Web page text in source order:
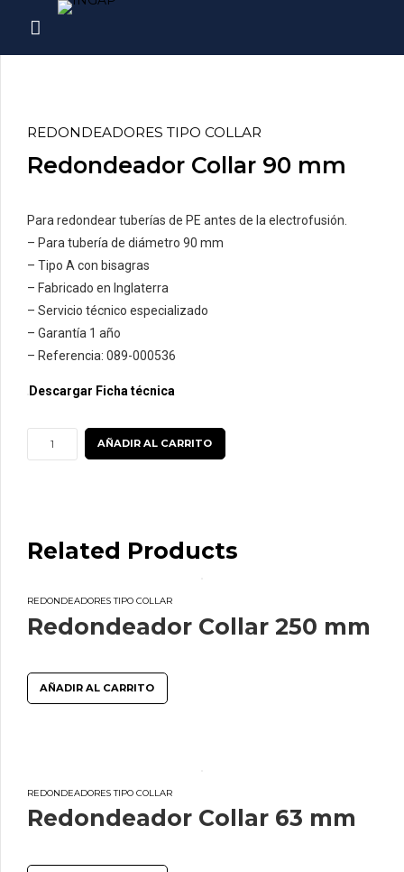
REDONDEADORES TIPO COLLAR
Redondeador Collar 90 mm
Para redondear tuberías de PE antes de la electrofusión.
– Para tubería de diámetro 90 mm
– Tipo A con bisagras
– Fabricado en Inglaterra
– Servicio técnico especializado
– Garantía 1 año
– Referencia: 089-000536
Descargar Ficha técnica
Redondeador
Collar
AÑADIR AL CARRITO
Related Products
REDONDEADORES TIPO COLLAR
Redondeador Collar 250 mm
AÑADIR AL CARRITO
REDONDEADORES TIPO COLLAR
Redondeador Collar 63 mm